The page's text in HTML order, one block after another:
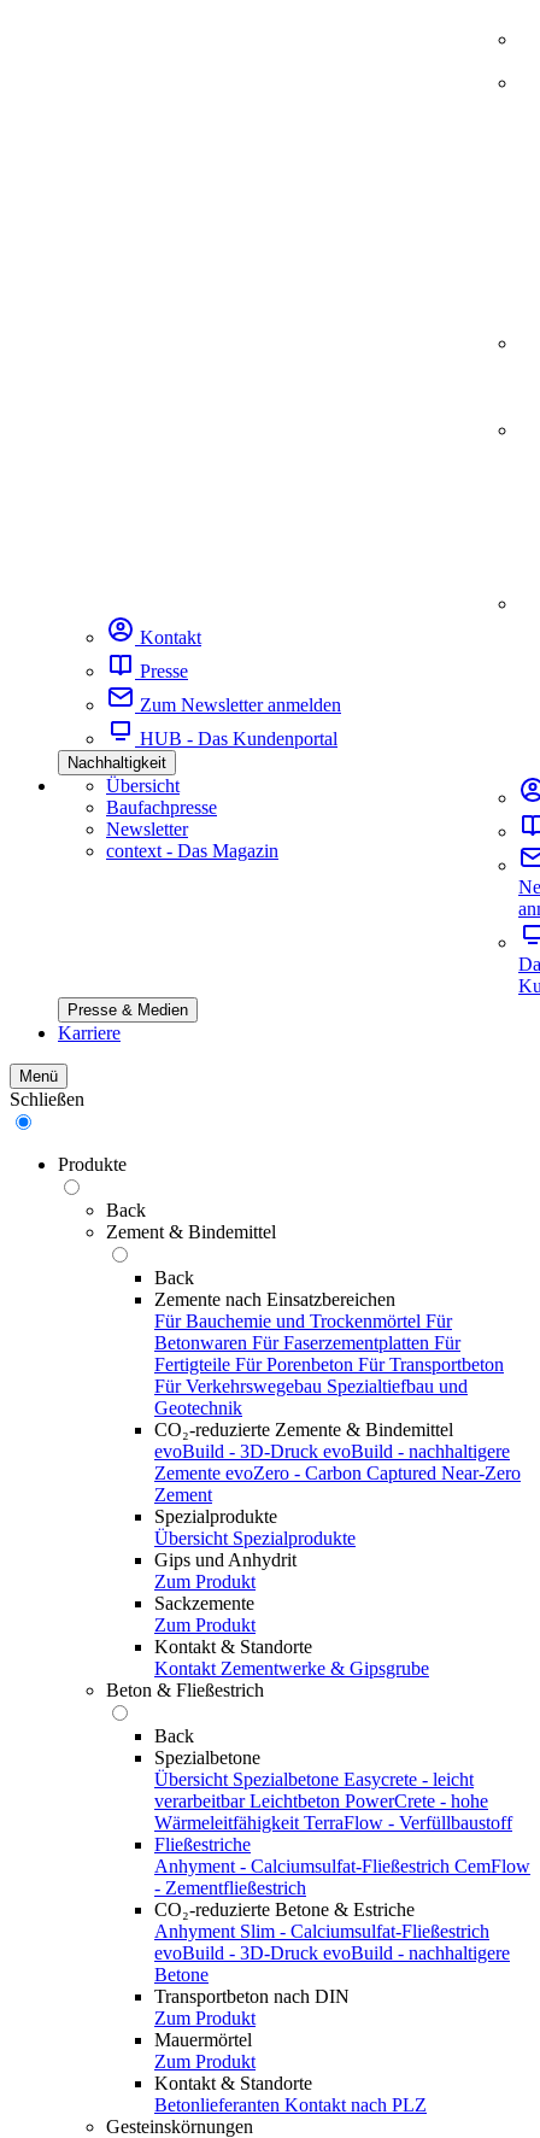
Kontakt
Presse
Zum Newsletter anmelden
HUB - Das Kundenportal
Nachhaltigkeit
Übersicht
Baufachpresse
Newsletter
context - Das Magazin
Presse & Medien
Karriere
Menü
Schließen
Produkte
Back
Zement & Bindemittel
Back
Zemente nach Einsatzbereichen
Für Bauchemie und Trockenmörtel Für
Betonwaren Für Faserzementplatten Für
Fertigteile Für Porenbeton Für Transportbeton
Für Verkehrswegebau Spezialtiefbau und
Geotechnik
CO₂-reduzierte Zemente & Bindemittel
evoBuild - 3D-Druck evoBuild - nachhaltigere
Zemente evoZero - Carbon Captured Near-Zero
Zement
Spezialprodukte
Übersicht Spezialprodukte
Gips und Anhydrit
Zum Produkt
Sackzemente
Zum Produkt
Kontakt & Standorte
Kontakt Zementwerke & Gipsgrube
Beton & Fließestrich
Back
Spezialbetone
Übersicht Spezialbetone Easycrete - leicht
verarbeitbar Leichtbeton PowerCrete - hohe
Wärmeleitfähigkeit TerraFlow - Verfüllbaustoff
Fließestriche
Anhyment - Calciumsulfat-Fließestrich CemFlow
- Zementfließestrich
CO₂-reduzierte Betone & Estriche
Anhyment Slim - Calciumsulfat-Fließestrich
evoBuild - 3D-Druck evoBuild - nachhaltigere
Betone
Transportbeton nach DIN
Zum Produkt
Mauermörtel
Zum Produkt
Kontakt & Standorte
Betonlieferanten Kontakt nach PLZ
Gesteinskörnungen